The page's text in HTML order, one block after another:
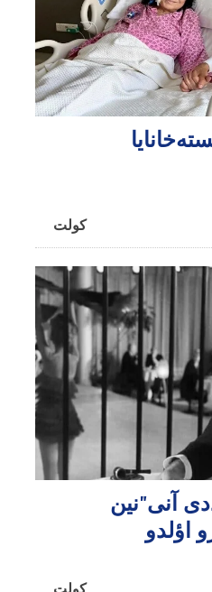
کولت
آنی"نین
اؤلدو